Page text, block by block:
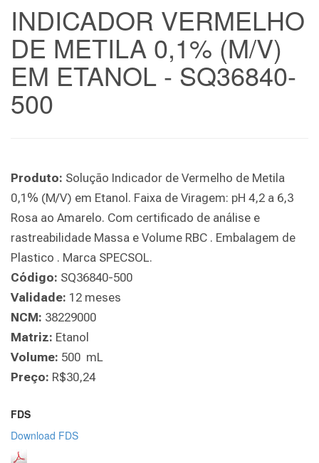
INDICADOR VERMELHO
DE METILA 0,1% (M/V)
EM ETANOL - SQ36840-
500
Produto: Solução Indicador de Vermelho de Metila
0,1% (M/V) em Etanol. Faixa de Viragem: pH 4,2 a 6,3
Rosa ao Amarelo. Com certificado de análise e
rastreabilidade Massa e Volume RBC . Embalagem de
Plastico . Marca SPECSOL.
Código: SQ36840-500
Validade: 12 meses
NCM: 38229000
Matriz: Etanol
Volume: 500 mL
Preço: R$30,24
FDS
Download FDS